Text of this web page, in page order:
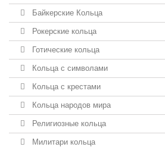
Байкерские Кольца
Рокерские кольца
Готические кольца
Кольца с символами
Кольца с крестами
Кольца народов мира
Религиозные кольца
Милитари кольца